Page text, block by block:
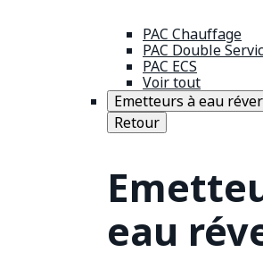
PAC Chauffage
PAC Double
PAC ECS
Voir tout
Emetteurs à eau
Retour
eau